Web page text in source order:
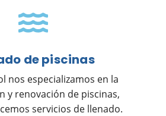
de piscinas
nos especializamos en la
y renovación de piscinas,
servicios de llenado.